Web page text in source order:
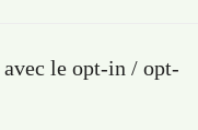
avec le opt-in / opt-